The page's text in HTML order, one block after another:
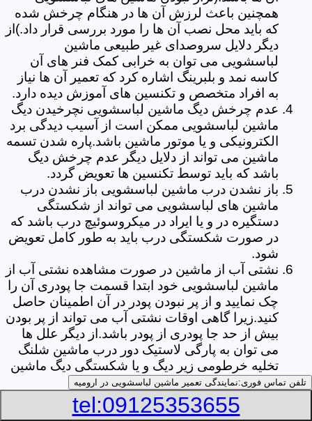
همچنین باعث لرزش آن ها در هنگام چرخش شده
که باید محل نصب آن ها را مورد بررسی قرار داد.)از
دیگر دلایل سروصدای غیر طبیعی ماشین
لباسشویی می توان به خرابی کمک فنر های آن
کاسه نمد و بلبرینگ اشاره کرد که تعمیر آن ها نیاز
به افراد متخصص و تکنسین های آموزش دیده دارد.
عدم چرخش دیگ ماشین لباسشویی نچرخیدن دیگ
ماشین لباسشویی ممکن است از آسیب دیدگی برد
الکترونیکی و یا موتور ماشین باشد.پاره شدن تسمه
ماشین می تواند از دلایل دیگر عدم چرخش دیگ
باشد که باید توسط تکنسین ها تعویض گردد.
باز نشدن درب ماشین لباسشویی باز نشدن درب
ماشین های لباسشویی می تواند از شکستگی
دستگیره در و یا ایراد در میکروسوئیچ درب باشد که
در صورت شکستگی درب باید به طور کامل تعویض
شود.
نشتی آب از ماشین در صورت مشاهده نشتی آب از
ماشین لباسشویی خود ابتدا قسمت جا پودری آن را
چک نمایید و از پر نبودن پودر در آن اطمینان حاصل
کنید.زیرا گاهی اوقات نشتی آب می تواند از پر بودن
بیش از حد جا پودری از پودر باشد.از دیگر علل ها
می توان به پارگی لاستیک دور درب ماشین شلنگ
تخلیه خرطومی زیر دیگ و یا شکستگی دیگ ماشین
های لباسشویی اشاره کرد.
خشک نکردن لباس ها یکی از بیشترین علل های
خشک نکردن لباس ها توسط ماشین های
تلفن تماس فوری:نمایندگی تعمیر ماشین لباسشویی در ارومیه
tel:09125353655